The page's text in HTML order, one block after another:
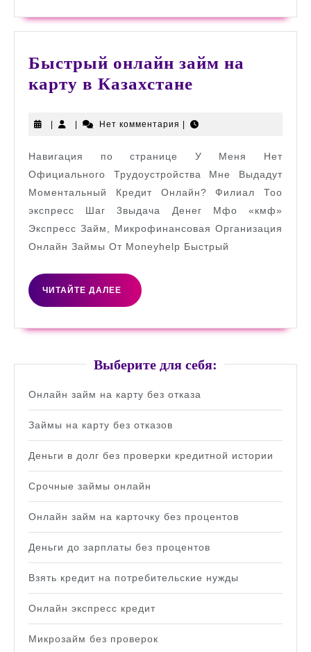
Быстрый онлайн займ на
карту в Казахстане
займ
карту
в
Казахстане
Нет комментария
Навигация по странице У Меня Нет
Официального Трудоустройства Мне Выдадут
Моментальный Кредит Онлайн? Филиал Тоо
экспресс Шаг 3выдача Денег Мфо «кмф»
Экспресс Займ, Микрофинансовая Организация
Онлайн Займы От Moneyhelp Быстрый
ЧИТАЙТЕ ДАЛЕЕ
ЧИТАЙТЕ
ДАЛЕЕ
Выберите для себя:
Онлайн займ на карту без отказа
Займы на карту без отказов
Деньги в долг без проверки кредитной истории
Срочные займы онлайн
Онлайн займ на карточку без процентов
Деньги до зарплаты без процентов
Взять кредит на потребительские нужды
Онлайн экспресс кредит
Микрозайм без проверок